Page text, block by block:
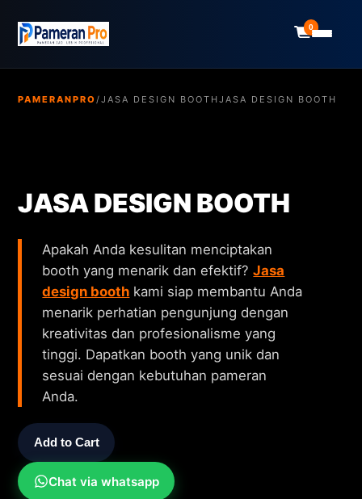
0
PAMERANPRO/JASA DESIGN BOOTHJASA DESIGN BOOTH
JASA DESIGN BOOTH
Apakah Anda kesulitan menciptakan
booth yang menarik dan efektif?Jasa
design booth kami siap membantu Anda
menarik perhatian pengunjung dengan
kreativitas dan profesionalisme yang
tinggi. Dapatkan booth yang unik dan
sesuai dengan kebutuhan pameran
Anda.
Add to Cart
Chat via whatsapp